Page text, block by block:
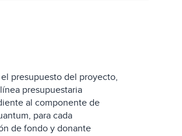
presupuesto del proyecto,
presupuestaria
al componente de
para cada
de fondo y donante